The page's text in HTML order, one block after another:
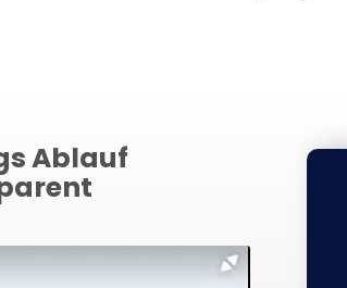
Ablauf